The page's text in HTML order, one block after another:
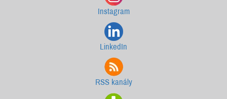
Instagram
LinkedIn
RSS kanály